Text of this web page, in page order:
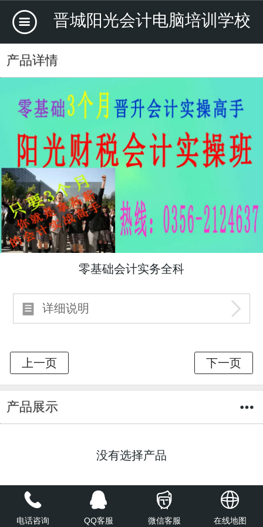
晋城阳光会计电脑培训学校
产品详情
零基础会计实务全科
详细说明
产品展示
没有选择产品
产品展示
电话咨询 QQ客服 微信客服 在线地图